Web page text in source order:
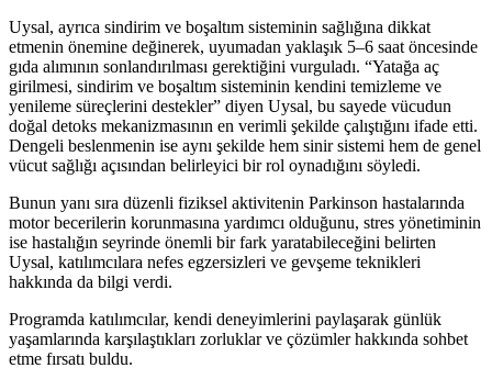
Uysal, ayrıca sindirim ve boşaltım sisteminin sağlığına dikkat
etmenin önemine değinerek, uyumadan yaklaşık 5–6 saat öncesinde
gıda alımının sonlandırılması gerektiğini vurguladı. “Yatağa aç
girilmesi, sindirim ve boşaltım sisteminin kendini temizleme ve
yenileme süreçlerini destekler” diyen Uysal, bu sayede vücudun
doğal detoks mekanizmasının en verimli şekilde çalıştığını ifade etti.
Dengeli beslenmenin ise aynı şekilde hem sinir sistemi hem de genel
vücut sağlığı açısından belirleyici bir rol oynadığını söyledi.
Bunun yanı sıra düzenli fiziksel aktivitenin Parkinson hastalarında
motor becerilerin korunmasına yardımcı olduğunu, stres yönetiminin
ise hastalığın seyrinde önemli bir fark yaratabileceğini belirten
Uysal, katılımcılara nefes egzersizleri ve gevşeme teknikleri
hakkında da bilgi verdi.
Programda katılımcılar, kendi deneyimlerini paylaşarak günlük
yaşamlarında karşılaştıkları zorluklar ve çözümler hakkında sohbet
etme fırsatı buldu.